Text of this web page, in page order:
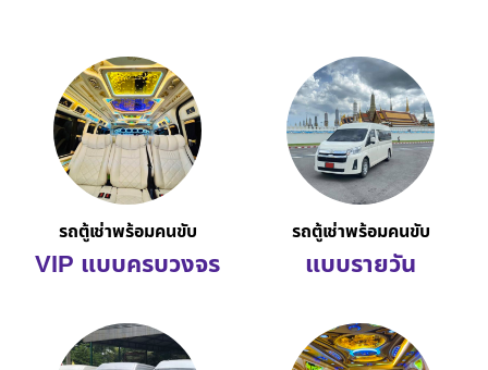
รถตู้เช่าพร้อมคนขับ
VIP แบบครบวงจร
รถตู้เช่าพร้อมคนขับ
แบบรายวัน